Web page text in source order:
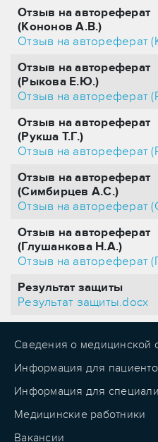
Отзыв на автореферат
(Кононов А.В.)
Отзыв на автореферат
Отзыв на автореферат
(Рыкова Е.Ю.)
Отзыв на автореферат
Отзыв на автореферат
(Рукша Т.Г.)
Отзыв на автореферат
Отзыв на автореферат
(Симбирцев А.С.)
Отзыв на автореферат
Отзыв на автореферат
(Глушанкова Н.А.)
Отзыв на автореферат
Результат защиты
Результат защиты.docx
Сведения о медицинской
Информация для
Информация для
Медицинские работники
Вакансии